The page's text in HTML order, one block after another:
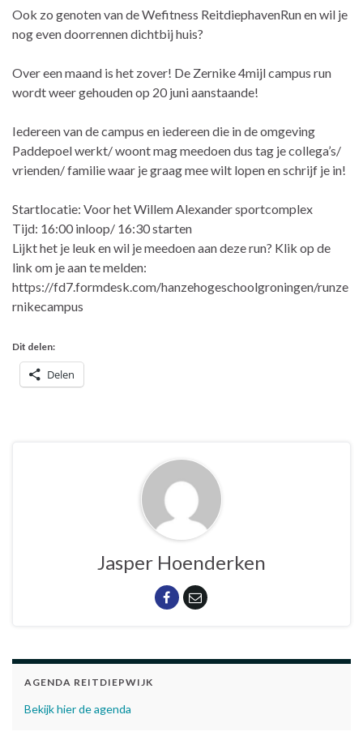
Ook zo genoten van de Wefitness ReitdiephavenRun​ en wil je
nog even doorrennen dichtbij huis?
Over een maand is het zover! De Zernike 4mijl campus run
wordt weer gehouden op 20 juni aanstaande!
Iedereen van de campus en iedereen die in de omgeving
Paddepoel werkt/ woont mag meedoen dus tag je collega’s/
vrienden/ familie waar je graag mee wilt lopen en schrijf je in!
Startlocatie: Voor het Willem Alexander sportcomplex
Tijd: 16:00 inloop/ 16:30 starten
Lijkt het je leuk en wil je meedoen aan deze run? Klik op de
link om je aan te melden:
https://fd7.formdesk.com/hanzehogeschoolgroningen/runze
rnikecampus
Dit delen:
Delen
Jasper Hoenderken
AGENDA REITDIEPWIJK
Bekijk hier de agenda